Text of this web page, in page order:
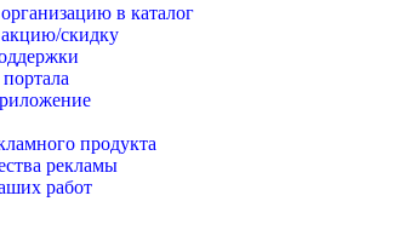
в каталог
скидку
продукта
рекламы
работ